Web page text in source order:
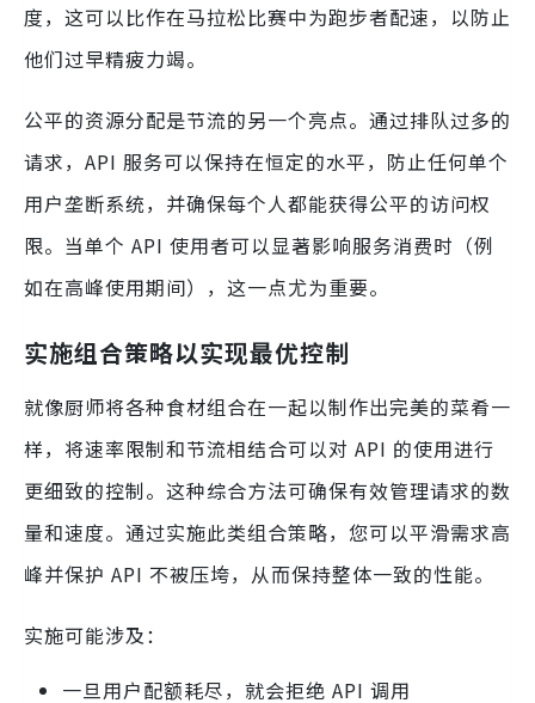
度，这可以比作在马拉松比赛中为跑步者配速，以防止
他们过早精疲力竭。
公平的资源分配是节流的另一个亮点。通过排队过多的
请求，API 服务可以保持在恒定的水平，防止任何单个
用户垄断系统，并确保每个人都能获得公平的访问权
限。当单个 API 使用者可以显著影响服务消费时（例
如在高峰使用期间），这一点尤为重要。
实施组合策略以实现最优控制
就像厨师将各种食材组合在一起以制作出完美的菜肴一
样，将速率限制和节流相结合可以对 API 的使用进行
更细致的控制。这种综合方法可确保有效管理请求的数
量和速度。通过实施此类组合策略，您可以平滑需求高
峰并保护 API 不被压垮，从而保持整体一致的性能。
实施可能涉及：
一旦用户配额耗尽，就会拒绝 API 调用